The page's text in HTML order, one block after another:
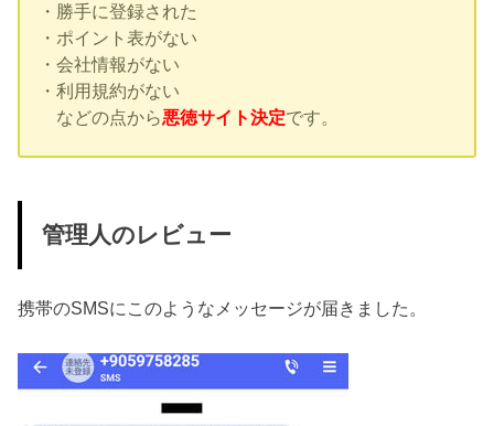
・勝手に登録された
・ポイント表がない
・会社情報がない
・利用規約がない
などの点から悪徳サイト決定です。
管理人のレビュー
携帯のSMSにこのようなメッセージが届きました。